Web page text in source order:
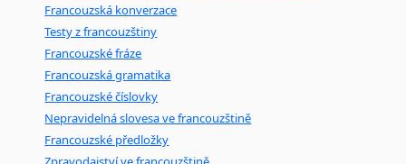
Francouzská konverzace
Testy z francouzštiny
Francouzské fráze
Francouzská gramatika
Francouzské číslovky
Nepravidelná slovesa ve francouzštině
Francouzské předložky